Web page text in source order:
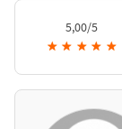
5,00/5
★ ★ ★ ★ ★